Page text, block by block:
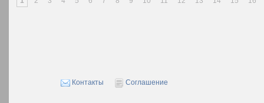
Контакты Соглашение